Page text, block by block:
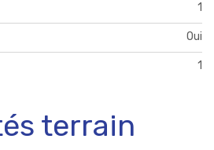
1
Oui
1
terrain